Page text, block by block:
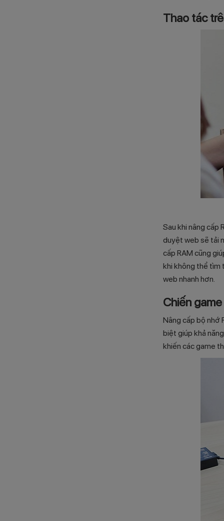
Thao tác
Sau khi nâng cấp
duyệt web sẽ tải
cấp RAM cũng
khi không thể tìm
web nhanh hơn.
Chiến game
Nâng cấp bộ nhớ
biệt giúp khả
khiến các game